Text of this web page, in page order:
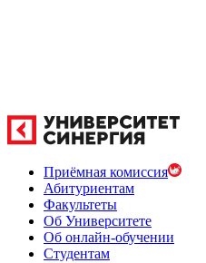
Приёмная комиссия
Абитуриентам
Факультеты
Об Университете
Об онлайн-обучении
Студентам